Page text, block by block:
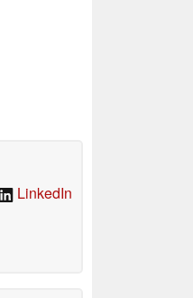
LinkedIn